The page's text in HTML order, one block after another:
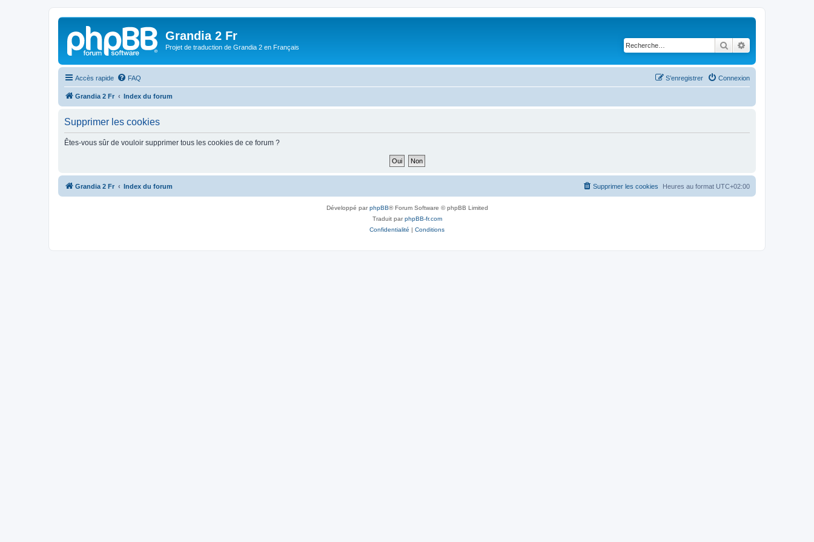
Grandia 2 Fr
Projet de traduction de Grandia 2 en Français Rechercher
Accès rapide FAQ Connexion
S’enregistrer
Grandia 2 Fr Index du forum
Supprimer les cookies
Êtes-vous sûr de vouloir supprimer tous les cookies de ce forum ?
Grandia 2 Fr Index du forum Heures au format UTC+02:00
Supprimer les cookies
Développé parphpBB® Forum Software © phpBB Limited
Traduit parphpBB-fr.com
Confidentialité | Conditions